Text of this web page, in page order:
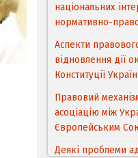
національних
нормативно-
Аспекти
відновлення дії
Конституції
Правовий
асоціацію між
Європейським
Деякі проблеми